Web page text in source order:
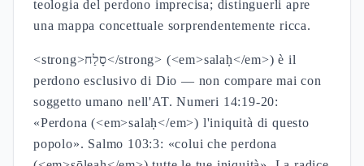
teologia del perdono imprecisa; distinguerli apre
una mappa concettuale sorprendentemente ricca.
<strong>סָלַח</strong> (<em>salaḥ</em>) è il
perdono esclusivo di Dio — non compare mai con
soggetto umano nell'AT. Numeri 14:19-20:
«Perdona (<em>salaḥ</em>) l'iniquità di questo
popolo». Salmo 103:3: «colui che perdona